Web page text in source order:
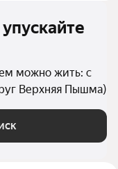
можно жить: с
Верхняя Пышма)